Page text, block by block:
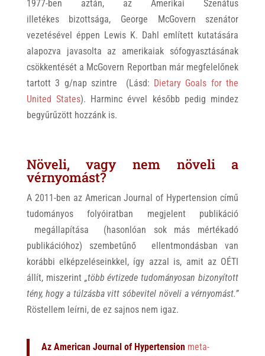
1977-ben aztán, az Amerikai Szenátus
illetékes bizottsága, George McGovern szenátor
vezetésével éppen Lewis K. Dahl említett kutatására
alapozva javasolta az amerikaiak sófogyasztásának
csökkentését a McGovern Reportban már megfelelőnek
tartott 3 g/nap szintre (Lásd: Dietary Goals for the
United States). Harminc évvel később pedig mindez
begyűrűzött hozzánk is.
Növeli, vagy nem növeli a
vérnyomást?
A 2011-ben az American Journal of Hypertension című
tudományos folyóiratban megjelent publikáció
megállapítása (hasonlóan sok más mértékadó
publikációhoz) szembetűnő ellentmondásban van
korábbi elképzeléseinkkel, így azzal is, amit az OÉTI
állít, miszerint „több évtizede tudományosan bizonyított
tény, hogy a túlzásba vitt sóbevitel növeli a vérnyomást.”
Röstellem leírni, de ez sajnos nem igaz.
Az American Journal of Hypertension meta-